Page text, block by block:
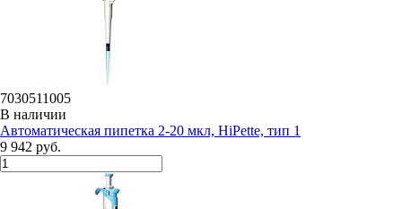
7030511005
В наличии
Автоматическая пипетка 2-20 мкл, HiPette, тип 1
9 942 руб.